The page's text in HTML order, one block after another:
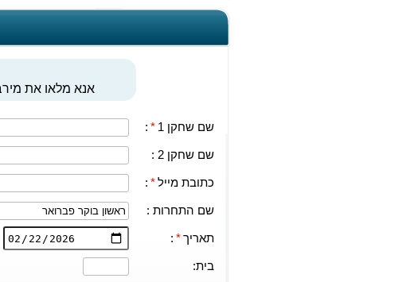
אנא מלאו את
שם שחקן 1 *
:
שם שחקן 2 :
כתובת מייל*
:
שם התחרות :
תאריך*
:
בית: